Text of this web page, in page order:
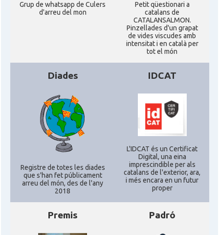
Grup de whatsapp de Culers
d'arreu del mon
Petit qüestionari a
catalans de
CATALANSALMON.
Pinzellades d'un grapat
de vides viscudes amb
intensitat i en català per
tot el món
Diades
Registre de totes les diades
que s'han fet públicament
arreu del món, des de l'any
2018
IDCAT
L'IDCAT és un Certificat
Digital, una eina
imprescindible per als
catalans de l'exterior, ara,
i més encara en un futur
proper
Premis Padró